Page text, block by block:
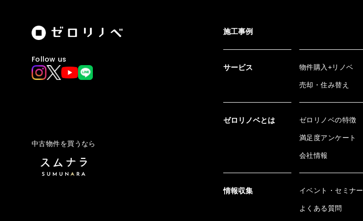
Follow us
施工事例
サービス 物件購入+リノベ
売却・住み替え
ゼロリノベとは ゼロリノベの特徴
満足度アンケート
会社情報
情報収集 イベント・セミナー
よくある質問
中古物件を買うなら